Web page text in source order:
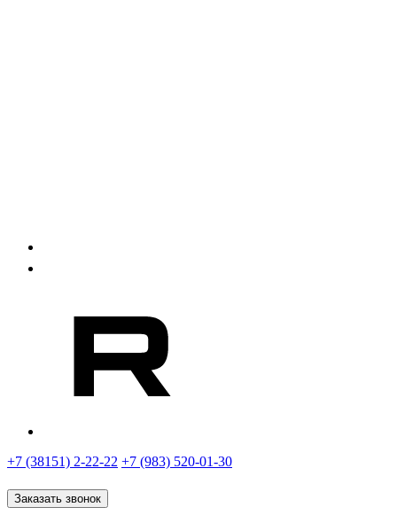
+7 (38151) 2-22-22 +7 (983) 520-01-30
Заказать звонок